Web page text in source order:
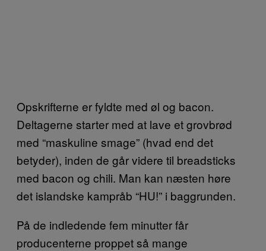
Opskrifterne er fyldte med øl og bacon.
Deltagerne starter med at lave et grovbrød
med “maskuline smage” (hvad end det
betyder), inden de går videre til breadsticks
med bacon og chili. Man kan næsten høre
det islandske kampråb “HU!” i baggrunden.
På de indledende fem minutter får
producenterne proppet så mange